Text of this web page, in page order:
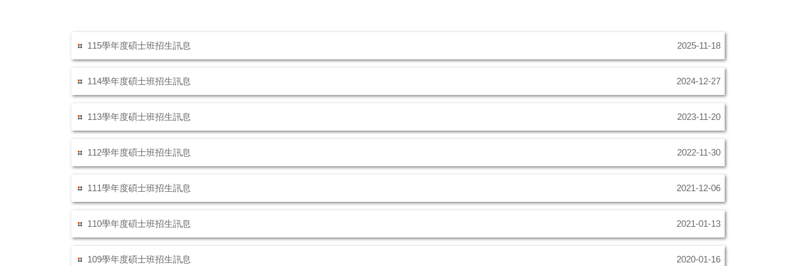
115學年度碩士班招生訊息 2025-11-18
114學年度碩士班招生訊息 2024-12-27
113學年度碩士班招生訊息 2023-11-20
112學年度碩士班招生訊息 2022-11-30
111學年度碩士班招生訊息 2021-12-06
110學年度碩士班招生訊息 2021-01-13
109學年度碩士班招生訊息 2020-01-16